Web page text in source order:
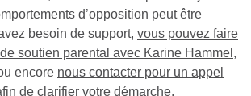
d’opposition peut être
besoin de support, vous pouvez faire
soutien parental avec Karine Hammel,
encore nous contacter pour un appel
de clarifier votre démarche.